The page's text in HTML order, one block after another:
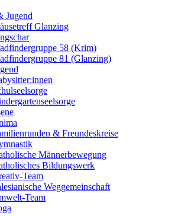
Jugend
Glanzing
58 (Krim)
81 (Glanzing)
& Freundeskreise
Männerbewegung
Bildungswerk
Team
Weggemeinschaft
Team